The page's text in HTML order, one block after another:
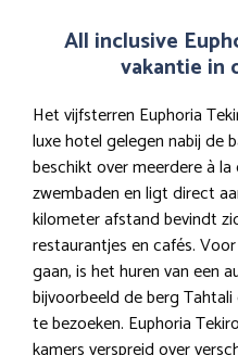
All inclusive
vakantie in
Het vijfsterren Euphoria
luxe hotel gelegen nabij de
beschikt over meerdere à
zwembaden en ligt direct
kilometer afstand bevindt
restaurantjes en cafés.
gaan, is het huren van een
bijvoorbeeld de berg
te bezoeken. Euphoria